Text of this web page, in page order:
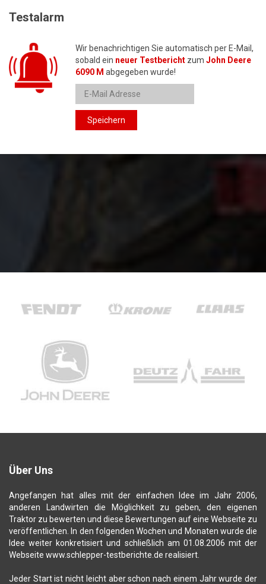
Testalarm
Wir benachrichtigen Sie automatisch per E-Mail,
sobald ein neuer Testbericht zum John Deere
6090 M abgegeben wurde!
Speichern
Über Uns
Angefangen hat alles mit der einfachen Idee im Jahr 2006,
anderen Landwirten die Möglichkeit zu geben, den eigenen
Traktor zu bewerten und diese Bewertungen auf eine Webseite zu
veröffentlichen. In den folgenden Wochen und Monaten wurde die
Idee weiter konkretisiert und schließlich am 01.08.2006 mit der
Webseite www.schlepper-testberichte.de realisiert.
Jeder Start ist nicht leicht aber schon nach einem Jahr wurde der